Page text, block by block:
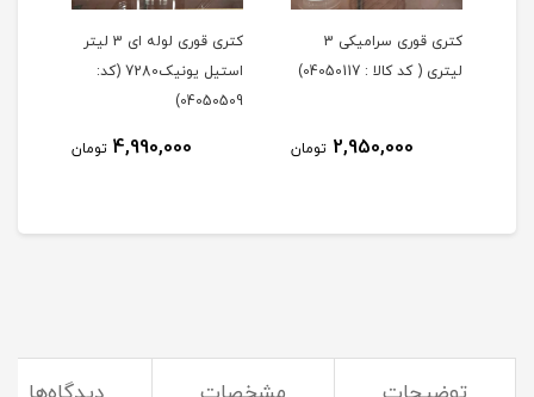
کتری قوری سرامیکی 3
لیتری ( کد کالا : 04050117)
2,950,000 تومان
کتری قوری لوله ای 3 لیتر
استیل یونیک7280 (کد:
04050509)
4,990,000 تومان